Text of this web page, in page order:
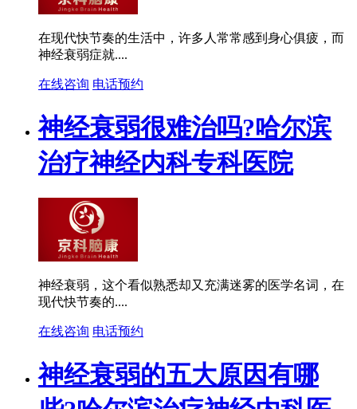
在现代快节奏的生活中，许多人常常感到身心俱疲，而
神经衰弱症就....
在线咨询 电话预约
神经衰弱很难治吗?哈尔滨
治疗神经内科专科医院
神经衰弱，这个看似熟悉却又充满迷雾的医学名词，在
现代快节奏的....
在线咨询 电话预约
神经衰弱的五大原因有哪